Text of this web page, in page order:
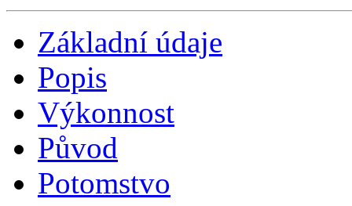
Základní údaje
Popis
Výkonnost
Původ
Potomstvo